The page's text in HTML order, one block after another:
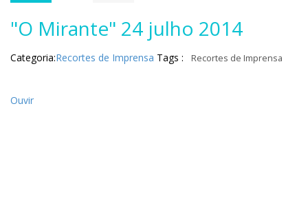
"O Mirante" 24 julho 2014
Categoria:Recortes de Imprensa Tags : Recortes de Imprensa
Ouvir